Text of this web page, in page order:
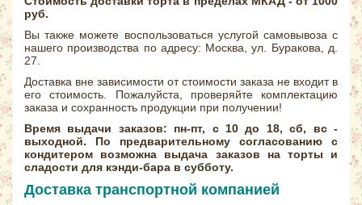
руб.
Вы также можете воспользоваться услугой самовывоза с
нашего производства по адресу: Москва, ул. Буракова, д.
27.
Доставка вне зависимости от стоимости заказа не входит в
его стоимость. Пожалуйста, проверяйте комплектацию
заказа и сохранность продукции при получении!
Время выдачи заказов: пн-пт, с 10 до 18, сб, вс -
выходной. По предварительному согласованию с
кондитером возможна выдача заказов на торты и
сладости для кэнди-бара в субботу.
Доставка транспортной компанией